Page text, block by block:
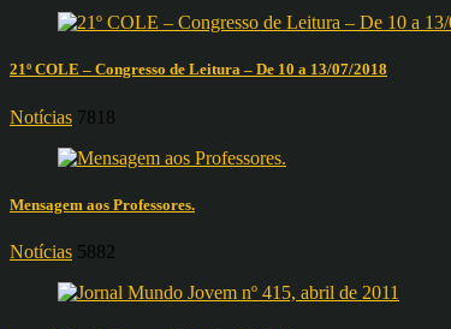
21º COLE – Congresso de Leitura – De 10 a 13/07/2018
Notícias 7818
Mensagem aos Professores.
Notícias 5882